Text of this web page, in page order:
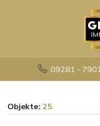
09281 -
Objekte: 25